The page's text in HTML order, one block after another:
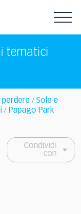
tematici
perdere / Sole e
/ Papago Park
Condividi
con